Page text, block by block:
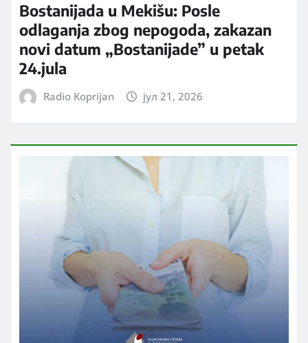
Bostanijada u Mekišu: Posle
odlaganja zbog nepogoda, zakazan
novi datum „Bostanijade” u petak
24.jula
Radio Koprijan јул 21, 2026